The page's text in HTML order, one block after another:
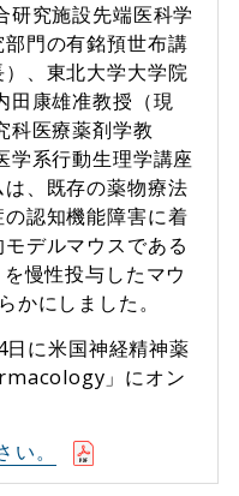
研究施設先端医科学
門の有銘預世布講
、東北大学大学院
田康雄准教授（現
科医療薬剤学教
学系行動生理学講座
、既存の薬物療法
認知機能障害に着
デルマウスである
慢性投与したマウ
かにしました。
に米国神経精神薬
」にオン
。